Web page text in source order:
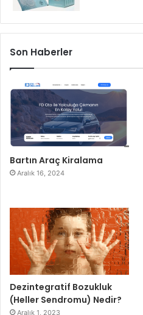
Son Haberler
Bartın Araç Kiralama
Aralık 16, 2024
Dezintegratif Bozukluk
(Heller Sendromu) Nedir?
Aralık 1, 2023